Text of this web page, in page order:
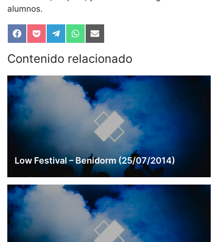
alumnos.
Compartir
en
Facebook
Compartir
en
Pocket
Compartir
en
Telegram
Compartir
en
WhatsApp
Compartir
en
Email
Contenido relacionado
Low Festival – Benidorm (25/07/2014)